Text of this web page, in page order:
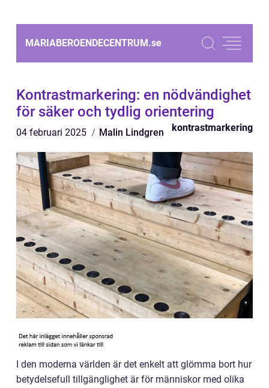
MARIABEROENDECENTRUM.se
Kontrastmarkering: en nödvändighet
för säker och tydlig orientering
04 februari 2025 Malin Lindgren kontrastmarkering
I den moderna världen är det enkelt att glömma bort hur
betydelsefull tillgänglighet är för människor med olika